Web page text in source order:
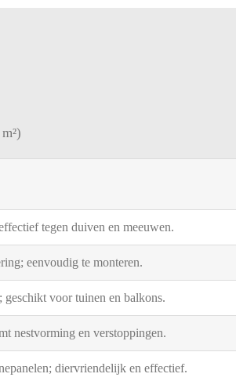
tegen duiven en meeuwen.
eenvoudig te monteren.
geschikt voortuinen en balkons.
nestvorming en verstoppingen.
diervriendelijk en effectief.